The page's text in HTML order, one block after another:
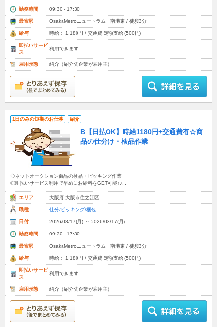
勤務時間 09:30 - 17:30
最寄駅 OsakaMetroニュートラム：南港東 / 徒歩3分
給与 時給： 1,180円 / 交通費 定額支給 (500円)
即払いサービ
ス
利用できます
雇用形態 紹介（紹介先企業が雇用主）
1日のみの短期のお仕事 紹介
B【日払OK】時給1180円+交通費有☆商
品の仕分け・検品作業
◇ネットオークション商品の検品・ピッキング作業
◎即払いサービス利用で早めにお給料をGET可能♪♪...
エリア 大阪府 大阪市住之江区
職種 仕分/ピッキング/梱包
日付 2026/08/17(月) ～ 2026/08/17(月)
勤務時間 09:30 - 17:30
最寄駅 OsakaMetroニュートラム：南港東 / 徒歩3分
給与 時給： 1,180円 / 交通費 定額支給 (500円)
即払いサービ
ス
利用できます
雇用形態 紹介（紹介先企業が雇用主）